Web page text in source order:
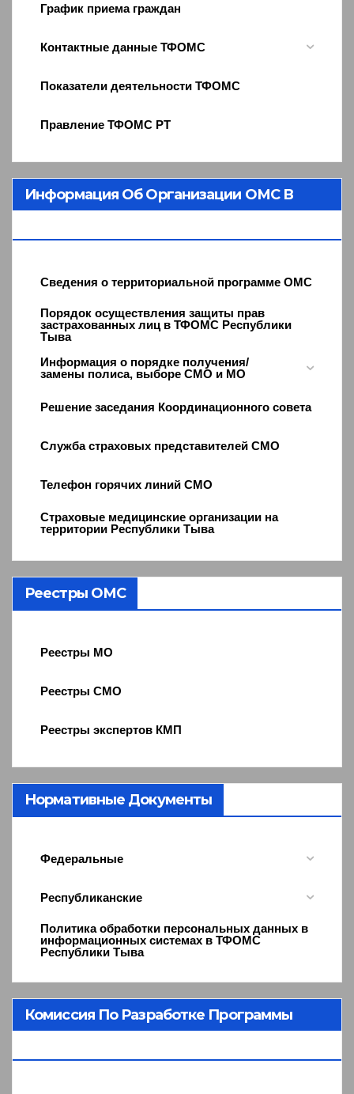
График приема граждан
Контактные данные ТФОМС
Показатели деятельности ТФОМС
Правление ТФОМС РТ
Информация Об Организации ОМС В
Сведения о территориальной программе ОМС
Порядок осуществления защиты прав
застрахованных лиц в ТФОМС Республики
Тыва
Информация о порядке получения/
замены полиса, выборе СМО и МО
Решение заседания Координационного совета
Служба страховых представителей СМО
Телефон горячих линий СМО
Страховые медицинские организации на
территории Республики Тыва
Реестры ОМС
Реестры МО
Реестры СМО
Реестры экспертов КМП
Нормативные Документы
Федеральные
Республиканские
Политика обработки персональных данных в
информационных системах в ТФОМС
Республики Тыва
Комиссия По Разработке Программы